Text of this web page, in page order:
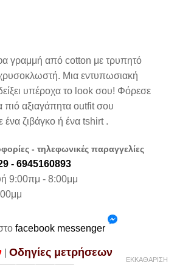
γραμμή από cotton με τρυπητό
Μια εντυπωσιακή
υπέροχα το look σου! Φόρεσε
πιό αξιαγάπητα outfit σου
ένα ζιβάγκο ή ένα tshirt .
- τηλεφωνικές παραγγελίες
- 6945160893
9:00πμ - 8:00μμ
facebook messenger
Oδηγίες μετρήσεων
ΕΚΚΑΘΆΡΙΣΗ